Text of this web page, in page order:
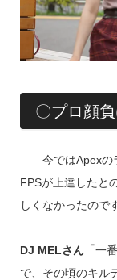
〇プロ顔
――今ではApexの
FPSが上達したと
しくなかったので
DJ MELさん「一
で、その頃のキル